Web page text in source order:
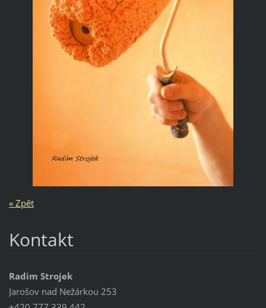
« Zpět
Kontakt
Radim Strojek
Jarošov nad Nežárkou 253